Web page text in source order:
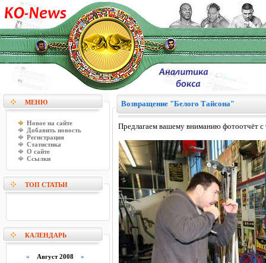
МЕНЮ
Новое на сайте
Добавить новость
Регистрация
Статистика
О сайте
Ссылки
ТОП СТАТЬИ
КАЛЕНДАРЬ
« Август 2008 »
Возвращение "Белого Тайсона"
Предлагаем вашему вниманию фотоотчёт с